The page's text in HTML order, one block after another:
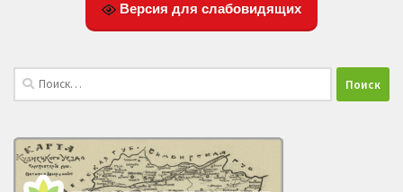
Версия для слабовидящих
Найти: